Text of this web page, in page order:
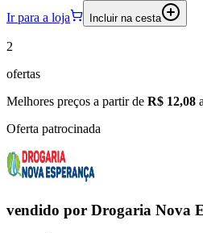
Ir para a loja Incluir na cesta
2
ofertas
Melhores preços a partir de R$ 12,08
Oferta patrocinada
vendido por Drogaria Nova